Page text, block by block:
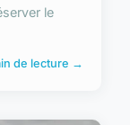
le
de lecture →